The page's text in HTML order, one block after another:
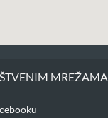
MREŽAMA